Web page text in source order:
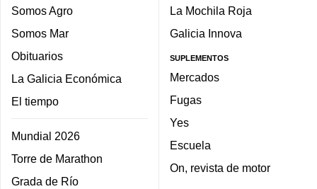
Somos Agro
Somos Mar
Obituarios
La Galicia Económica
El tiempo
Mundial 2026
Torre de Marathon
Grada de Río
La Mochila Roja
Galicia Innova
SUPLEMENTOS
Mercados
Fugas
Yes
Escuela
On, revista de motor